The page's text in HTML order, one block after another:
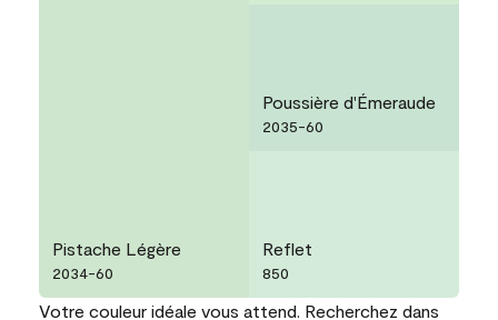
Pistache Légère
2034-60
Poussière d'Émeraude
2035-60
Reflet
850
Votre couleur idéale vous attend. Recherchez dans